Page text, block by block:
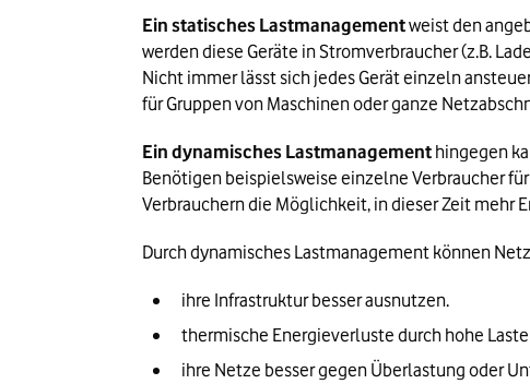
Ein statisches Lastmanagement weist den
werden diese Geräte in Stromverbraucher (z.B.
Nicht immer lässt sich jedes Gerät einzeln
für Gruppen von Maschinen oder ganze
Ein dynamisches Lastmanagement hingegen
Benötigen beispielsweise einzelne Verbraucher
Verbrauchern die Möglichkeit, in dieser Zeit mehr
Durch dynamisches Lastmanagement können
ihre Infrastruktur besser ausnutzen.
thermische Energieverluste durch hohe
ihre Netze besser gegen Überlastung oder